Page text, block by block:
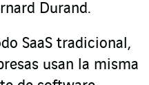
Durand.
SaaS tradicional,
usan la misma